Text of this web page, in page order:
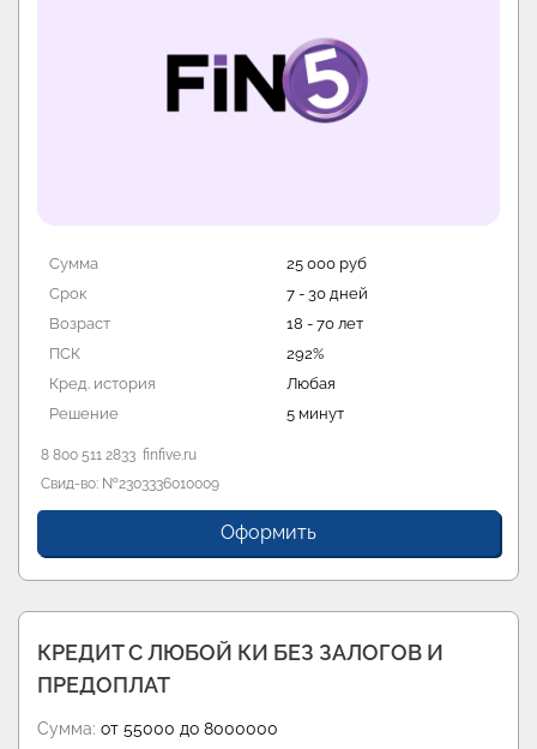
Сумма
30 000 руб
Срок
7 - 30 дней
Возраст
18 - 75 лет
ПСК
0 - 292%
Кред. история
Любая
Решение
2 минуты
8 800 7070 24 7
zaymer.ru
Свид-во: №651303532004088
Оформить
КРЕДИТ С ЛЮБОЙ КИ БЕЗ ЗАЛОГОВ И
ПРЕДОПЛАТ
Сумма: от 55000 до 8000000